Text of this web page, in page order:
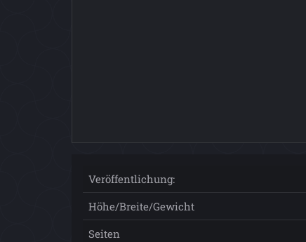
Veröffentlichung:
Höhe/Breite/Gewicht
Seiten